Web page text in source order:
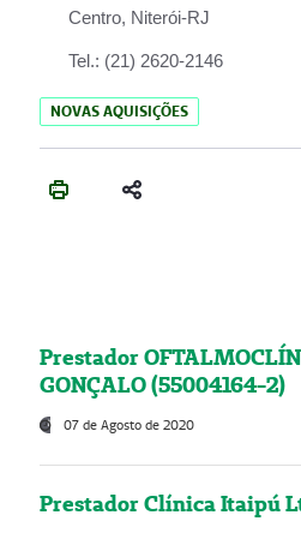
Centro, Niterói-RJ
Tel.: (21) 2620-2146
NOVAS AQUISIÇÕES
Prestador
GONÇALO (55004164-2)
07 de Agosto de 2020
Prestador Clínica Itaipú